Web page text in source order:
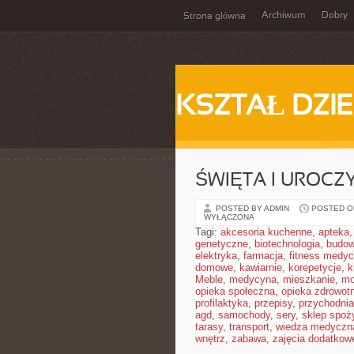
Strona główna Archiwum Dobry
KSZTAŁ
ŚWIĘTA I
POSTED BY ADMIN POSTED
WYŁĄCZONA
Tagi: akcesoria kuchenne, apteka,
genetyczne, biotechnologia,
elektryka, farmacja, fitness
domowe, kawiarnie, korepetycje,
Meble, medycyna, mieszkanie,
opieka społeczna, opieka
profilaktyka, przepisy, przychodnia
agd, samochody, sery, sklep
tarasy, transport, wiedza
wnętrz, zabawa, zajęcia